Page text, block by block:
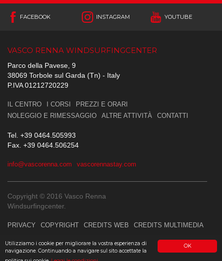
OK
Utilizziamo i cookie per migliorare la vostra esperienza di
navigazione. Continuando a navigare sul sito accettate la
FACEBOOK INSTAGRAM YOUTUBE
VASCO RENNA WINDSURFINGCENTER
Parco della Pavese, 9
38069 Torbole sul Garda (Tn) - Italy
P.IVA 01212720229
IL CENTRO I CORSI
PREZZI E ORARI
NOLEGGIO E RIMESSAGGIO
ALTRE ATTIVITÀ CONTATTI
Tel. +39 0464.505993
Fax. +39 0464.506254
info@vascorenna.com vascorennastay.com
Copyright © 2016 Vasco Renna
Windsurfingcenter.
PRIVACY COPYRIGHT CREDITS WEB CREDITS MULTIMEDIA